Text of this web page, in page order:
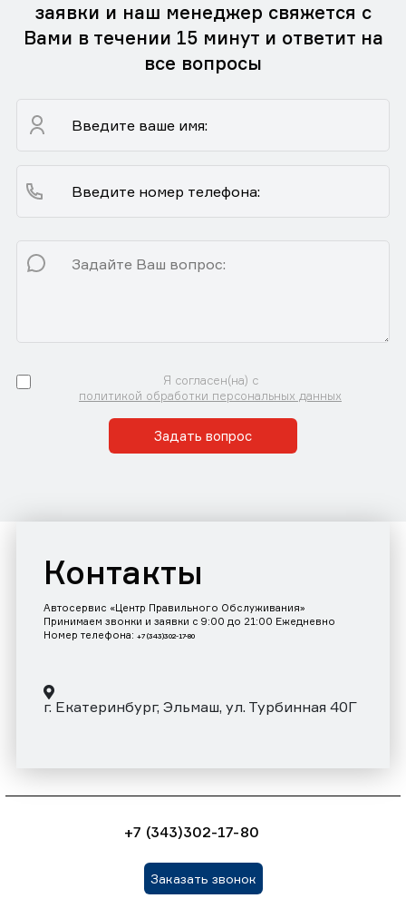
заявки и наш менеджер свяжется с
Вами в течении 15 минут и ответит на
все вопросы
Я согласен(на) с
политикой обработки персональных данных
Задать вопрос
Контакты
Автосервис «Центр Правильного Обслуживания»
Принимаем звонки и заявки с 9:00 до 21:00 Ежедневно
Номер телефона: +7 (343)302-17-80
г. Екатеринбург, Эльмаш, ул. Турбинная 40Г
+7 (343)302-17-80
Заказать звонок